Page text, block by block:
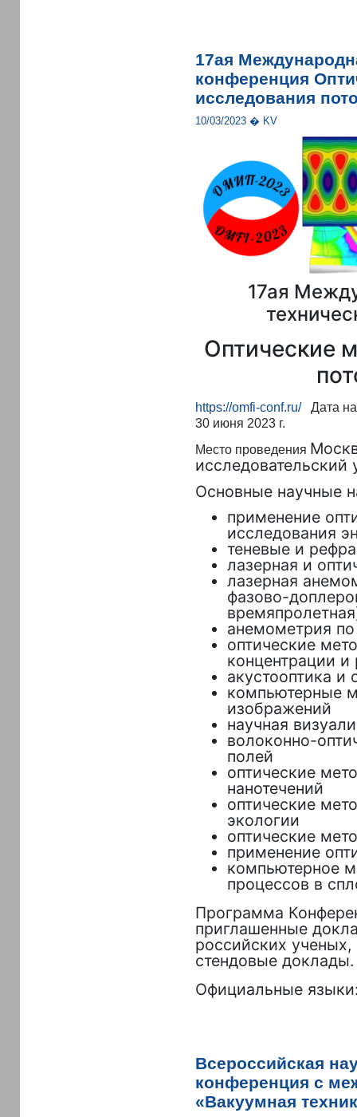
17ая
конференция
исследования
10/03/2023 � KV
17ая
Оптические
https://omfi-conf.ru/Дата
30 июня 2023 г.
Место проведения
Основные научные
применение
исследования
теневые и
лазерная и
лазерная
фазово-
анемометрия
оптические
концентрации и
акустооптика и
компьютерные
изображений
научная
волоконно-
полей
оптические
нанотечений
оптические
экологии
оптические
применение
компьютерное
процессов в
Программа
приглашенные
российских
стендовые доклады.
Официальные
Всероссийская
конференция с
«Вакуумная